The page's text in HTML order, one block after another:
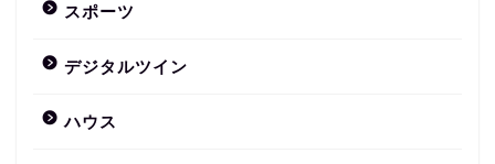
スポーツ
デジタルツイン
ハウス